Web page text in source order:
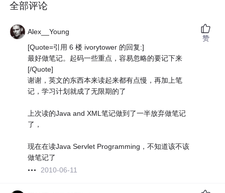
全部评论
Alex__Young
[Quote=引用 6 楼 ivorytower 的回复:]
最好做笔记。起码一些重点，容易忽略的要记下来
[/Quote]
谢谢，英文的东西本来读起来都有点慢，再加上笔
记，学习计划就成了无限期的了
上次读的Java and XML笔记做到了一半放弃做笔记
了，
现在在读Java Servlet Programming，不知道该不该
做笔记了
2010-06-11
赞